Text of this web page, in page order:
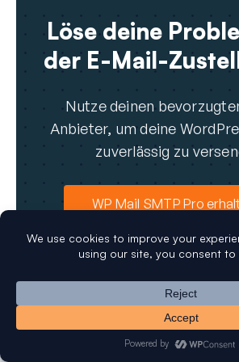
Löse deine
der E-Mail-
Nutze deinen
Anbieter, um deine
zuverlässig zu
WP Mail SMTP Pro
Sprich mit einem
Blog
Presse